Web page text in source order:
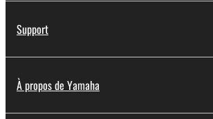
Support
À propos de Yamaha